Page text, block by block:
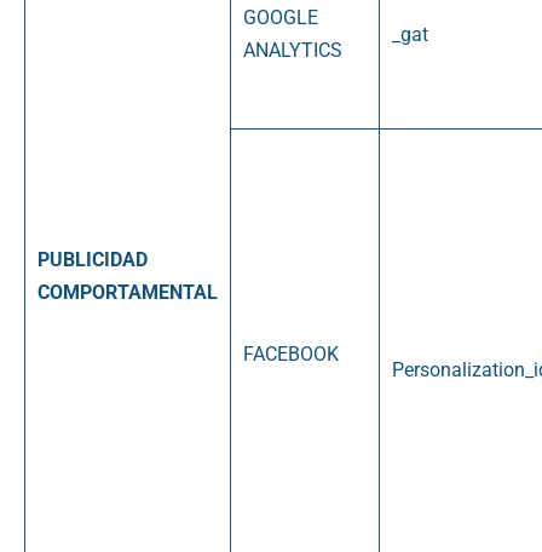
PUBLICIDAD
COMPORTAMENTAL
GOOGLE
ANALYTICS
_gat
FACEBOOK